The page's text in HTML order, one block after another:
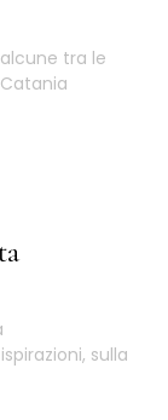
tra le
sulla